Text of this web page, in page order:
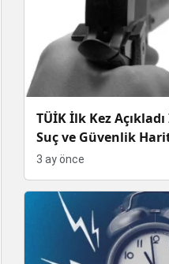
TÜİK İlk Kez
Suç ve Güvenlik
3 ay önce